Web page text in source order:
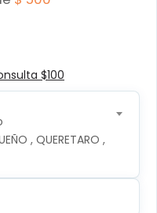
$100
, QUERETARO ,